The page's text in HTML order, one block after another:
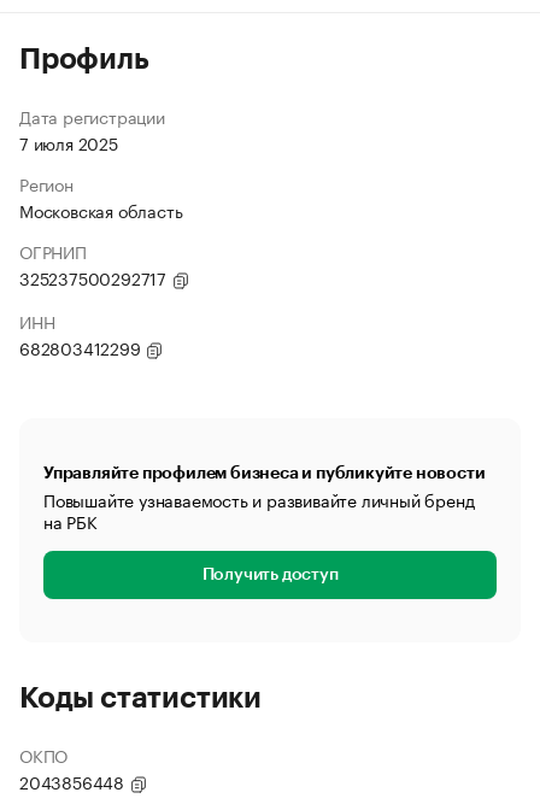
Профиль
Дата регистрации
7 июля 2025
Регион
Московская область
ОГРНИП
325237500292717
ИНН
682803412299
Управляйте профилем бизнеса и публикуйте новости
Повышайте узнаваемость и развивайте личный бренд
на РБК
Получить доступ
Коды статистики
ОКПО
2043856448